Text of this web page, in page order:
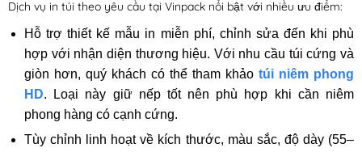
Dịch vụ in túi theo yêu cầu tại Vinpack nổi bật với nhiều ưu điểm:
Hỗ trợ thiết kế mẫu in miễn phí, chỉnh sửa đến khi phù
hợp với nhận diện thương hiệu. Với nhu cầu túi cứng và
giòn hơn, quý khách có thể tham khảo túi niêm phong
HD. Loại này giữ nếp tốt nên phù hợp khi cần niêm
phong hàng có cạnh cứng.
Tùy chỉnh linh hoạt về kích thước, màu sắc, độ dày (55–